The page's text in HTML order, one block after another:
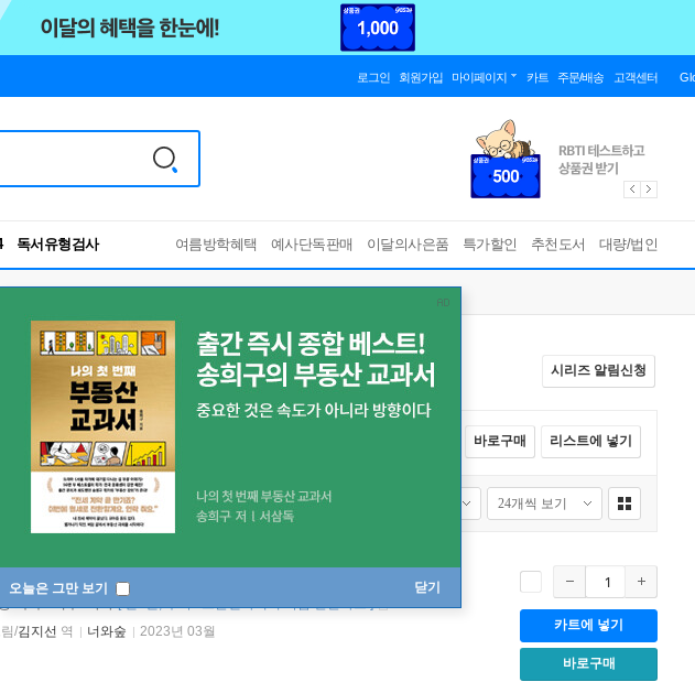
로그인 회원가입 마이페이지 카트 주문/배송 고객센터
독서유형검사
RBTI Lab
독서유형검사
여름방학혜택 예사단독판매 이달의사은품 특가할인 추천도서 대량/법인
오늘은 그만 보기 닫기
시리즈 알림신청
바로구매 리스트에 넣기
품명순
+우주+지구+바다 [전4권 부록 : 스몰앤마이티 학습 낱말카드]
/김지선 역 너와숲 2023년 03월 카트에 넣기
바로구매